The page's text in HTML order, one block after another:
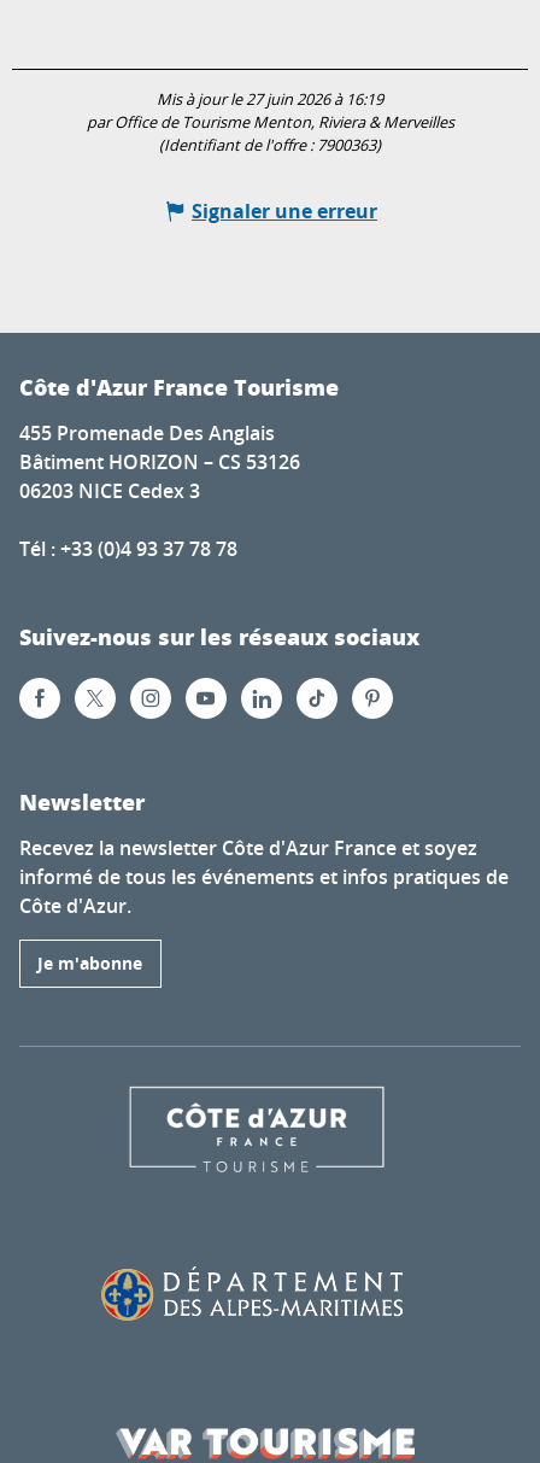
Mis à jour le 27 juin 2026 à 16:19
par Office de Tourisme Menton, Riviera & Merveilles
(Identifiant de l'offre : 7900363)
Signaler une erreur
Côte d'Azur France Tourisme
455 Promenade Des Anglais
Bâtiment HORIZON – CS 53126
06203 NICE Cedex 3
Tél : +33 (0)4 93 37 78 78
Suivez-nous sur les réseaux sociaux
Newsletter
Recevez la newsletter Côte d'Azur France et soyez
informé de tous les événements et infos pratiques de
Côte d'Azur.
Je m'abonne